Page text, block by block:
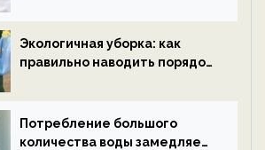
ECOportal
Экологичная уборка: как
правильно наводить порядок
Потребление большого
количества воды замедляет